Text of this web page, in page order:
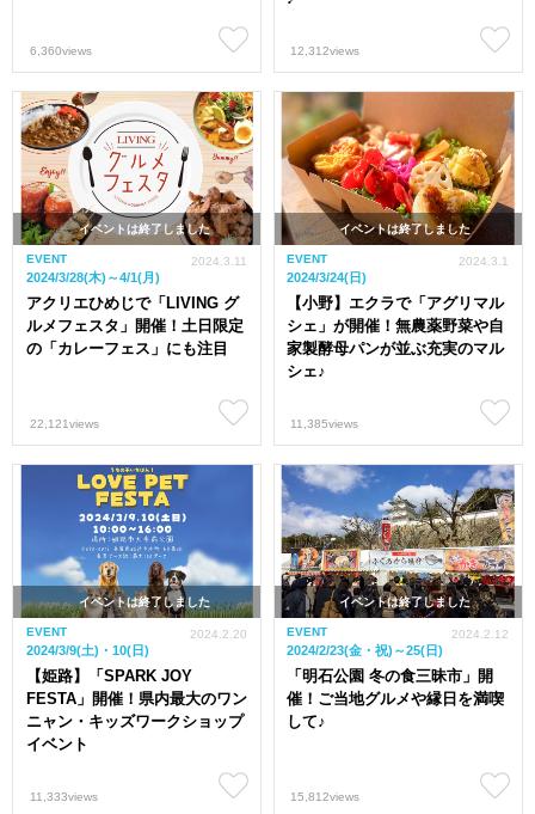
6,360views 12,312views
イベントは終了しました
EVENT
2024/3/28(木)～4/1(月)
アクリエひめじで「LIVING グ
ルメフェスタ」開催！土日限定
の「カレーフェス」にも注目
2024.3.11
22,121views
イベントは終了しました
EVENT
2024/3/24(日)
【小野】エクラで「アグリマル
シェ」が開催！無農薬野菜や自
家製酵母パンが並ぶ充実のマル
シェ♪
2024.3.1
11,385views
イベントは終了しました
EVENT
2024/3/9(土)・10(日)
【姫路】「SPARK JOY
FESTA」開催！県内最大のワン
ニャン・キッズワークショップ
イベント
2024.2.20
11,333views
イベントは終了しました
EVENT
2024/2/23(金・祝)～25(日)
「明石公園 冬の食三昧市」開
催！ご当地グルメや縁日を満喫
して♪
2024.2.12
15,812views